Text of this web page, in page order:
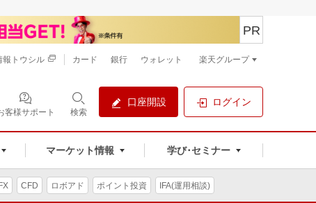
客様サポート 検索
口座開設 ログイン
マーケット情報 学び･セミナー
PR
報トウシル カード 銀行 ウォレット 楽天グループ
CFD ロボアド ポイント投資 IFA(運用相談)